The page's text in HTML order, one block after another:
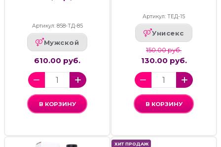
Артикул: 858-ТД-85
Мужской
610.00 руб.
В КОРЗИНУ
Артикул: ТЕД-15
Унисекс
150.00 руб.
130.00 руб.
В КОРЗИНУ
ХИТ ПРОДАЖ